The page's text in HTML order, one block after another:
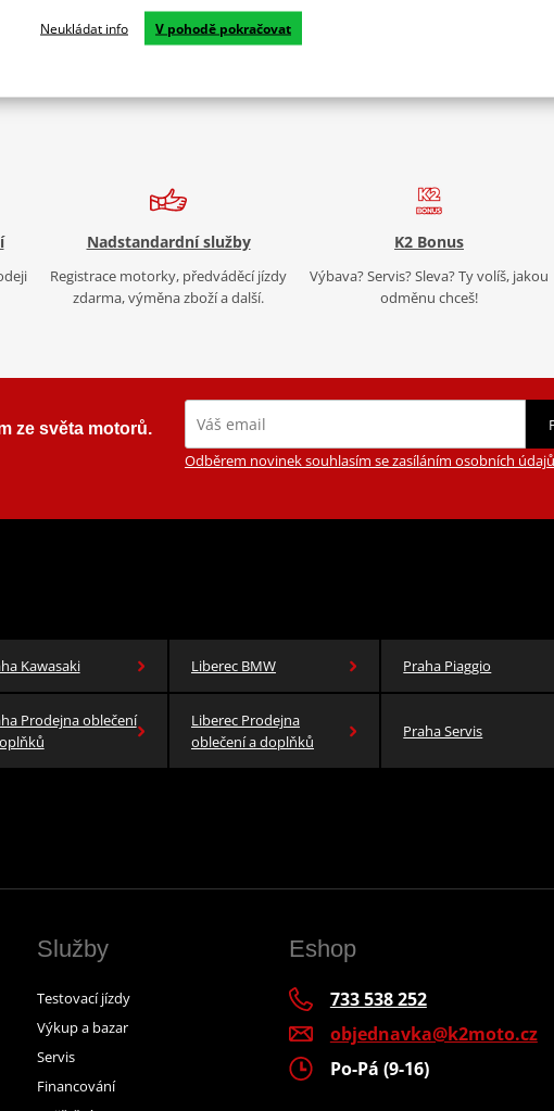
Nadstandardní služby
Registrace motorky, předváděcí jízdy
zdarma, výměna zboží a další.
K2 Bonus
Výbava? Servis? Sleva? Ty volíš, jakou
odměnu chceš!
ze světa motorů.
Odběrem novinek souhlasím se zasíláním osobních
Kawasaki Liberec BMW Praha Piaggio
Prodejna oblečení
Liberec Prodejna
oblečení a doplňků
Praha Servis
Služby
Testovací jízdy
Výkup a bazar
Servis
Financování
Eshop
733 538 252
objednavka@k2moto.cz
Po-Pá (9-16)
Neukládat info V pohodě pokračovat